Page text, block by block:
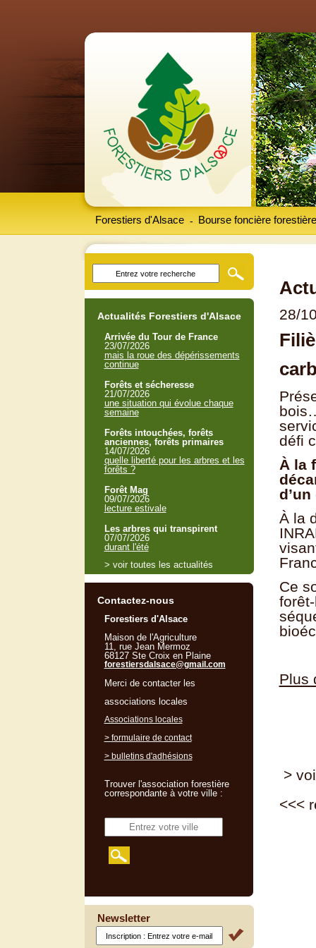
Forestiers d'Alsace Bourse foncière forestière
-
28/
défi
À la
À la
Ce
Plus
>
<<<
Actualités Forestiers d'Alsace
Arrivée du Tour de France
23/07/2026
mais la roue des dépérissements
continue
Forêts et sécheresse
21/07/2026
une situation qui évolue chaque
semaine
Forêts intouchées, forêts
anciennes, forêts primaires
14/07/2026
quelle liberté pour les arbres et les
forêts ?
Forêt Mag
09/07/2026
lecture estivale
Les arbres qui transpirent
07/07/2026
durant l'été
> voir toutes les actualités
Contactez-nous
Forestiers d'Alsace
Maison de l'Agriculture
11, rue Jean Mermoz
68127 Ste Croix en Plaine
forestiersdalsace@gmail.com
Merci de contacter les
associations locales
Associations locales
> formulaire de contact
> bulletins d'adhésions
Trouver l'association forestière
correspondante à votre ville :
Newsletter